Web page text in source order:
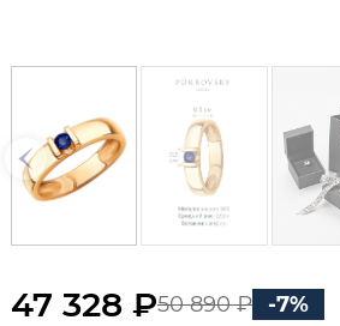
47 328 ₽50 890 ₽
-7%